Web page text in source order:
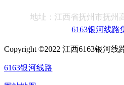
地址：江西省抚州市抚州
6163银河线路
Copyright ©2022 江西6163银河线
6163银河线路